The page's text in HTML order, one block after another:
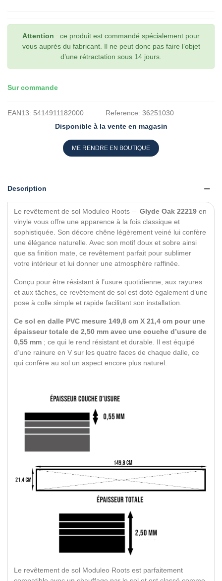
Attention : ce produit est commandé spécialement pour
vous auprès du fabricant. Il ne peut donc pas faire l’objet
d’une rétractation sous 14 jours.
Sur commande
EAN13: 5414911182000 Reference: 36251030
Disponible à la vente en magasin
ME RENDRE EN BOUTIQUE
Description
Le revêtement de sol Moduleo Roots – Glyde Oak 22219 en
vinyle vous offre une apparence à la fois classique et
sophistiquée. Son décore chêne légèrement veiné lui confère
une élégance naturelle. Avec son motif doux et sobre ainsi
que sa finition mate, ce revêtement parfait pour sublimer
votre intérieur et lui donner une atmosphère raffinée.
Conçu pour être résistant à l’usure quotidienne, aux rayures
et aux tâches, ce revêtement de sol est doté également d’une
pose à colle simple et rapide facilitant son installation.
Ce sol en dalle PVC mesure 149,8 cm X 21,4 cm pour une
épaisseur totale de 2,50 mm avec une couche d’usure de
0,55 mm ; ce qui le rend résistant et durable. Il est équipé
d’une rainure en V sur les quatre faces de chaque dalle, ce
qui confère au sol un aspect encore plus naturel.
Le revêtement de sol Moduleo Roots est parfaitement